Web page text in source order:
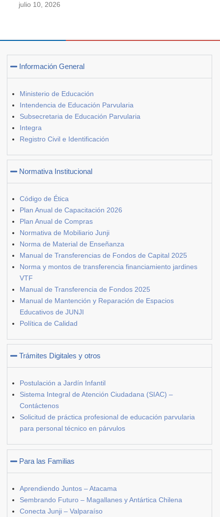
julio 10, 2026
Información General
Ministerio de Educación
Intendencia de Educación Parvularia
Subsecretaria de Educación Parvularia
Integra
Registro Civil e Identificación
Normativa Institucional
Código de Ética
Plan Anual de Capacitación 2026
Plan Anual de Compras
Normativa de Mobiliario Junji
Norma de Material de Enseñanza
Manual de Transferencias de Fondos de Capital 2025
Norma y montos de transferencia financiamiento jardines
VTF
Manual de Transferencia de Fondos 2025
Manual de Mantención y Reparación de Espacios
Educativos de JUNJI
Política de Calidad
Trámites Digitales y otros
Postulación a Jardín Infantil
Sistema Integral de Atención Ciudadana (SIAC) –
Contáctenos
Solicitud de práctica profesional de educación parvularia
para personal técnico en párvulos
Para las Familias
Aprendiendo Juntos – Atacama
Sembrando Futuro – Magallanes y Antártica Chilena
Conecta Junji – Valparaíso